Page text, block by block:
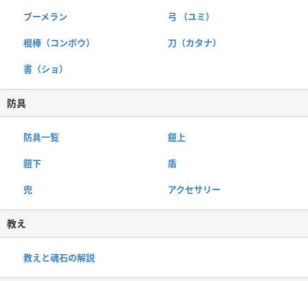
ブーメラン 弓 （ユミ）
棍棒（コンボウ） 刀（カタナ）
書（ショ）
防具
防具一覧 鎧上
鎧下 盾
兜 アクセサリー
教え
教えと魂石の解説